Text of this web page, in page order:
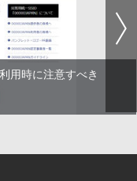
用時に注意すべき